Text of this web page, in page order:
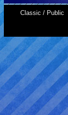
Classic / Public